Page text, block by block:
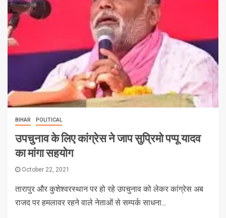
BIHAR POLITICAL
उपचुनाव के लिए कांग्रेस ने जाप सुप्रिमो पप्पू यादव
का मांगा सहयोग
October 22, 2021
तारापुर और कुशेश्वरस्थान पर हो रहे उपचुनाव को लेकर कांग्रेस अब
राजद पर हमलावर रहने वाले नेताओं से सम्पर्क साधना...